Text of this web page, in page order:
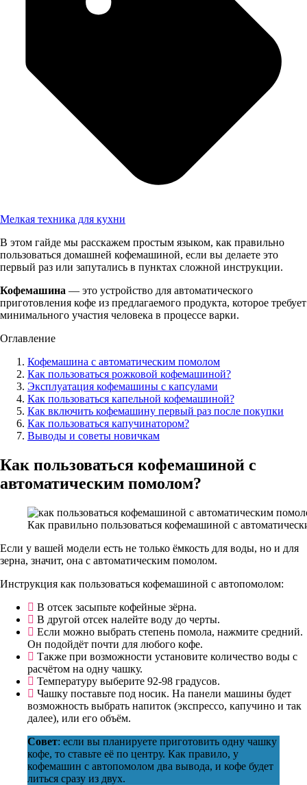
Мелкая техника для кухни
В этом гайде мы расскажем простым языком, как правильно
пользоваться домашней кофемашиной, если вы делаете это
первый раз или запутались в пунктах сложной инструкции.
Кофемашина — это устройство для автоматического
приготовления кофе из предлагаемого продукта, которое требует
минимального участия человека в процессе варки.
Оглавление
Кофемашина с автоматическим помолом
Как пользоваться рожковой кофемашиной?
Эксплуатация кофемашины с капсулами
Как пользоваться капельной кофемашиной?
Как включить кофемашину первый раз после покупки
Как пользоваться капучинатором?
Выводы и советы новичкам
Как пользоваться кофемашиной с
автоматическим помолом?
Как правильно пользоваться кофемашиной с
Если у вашей модели есть не только ёмкость для воды, но и для
зерна, значит, она с автоматическим помолом.
Инструкция как пользоваться кофемашиной с автопомолом:
В отсек засыпьте кофейные зёрна.
В другой отсек налейте воду до черты.
Если можно выбрать степень помола, нажмите средний.
Он подойдёт почти для любого кофе.
Также при возможности установите количество воды с
расчётом на одну чашку.
Температуру выберите 92-98 градусов.
Чашку поставьте под носик. На панели машины будет
возможность выбрать напиток (экспрессо, капучино и так
далее), или его объём.
Совет: если вы планируете приготовить одну чашку
кофе, то ставьте её по центру. Как правило, у
кофемашин с автопомолом два вывода, и кофе будет
литься сразу из двух.